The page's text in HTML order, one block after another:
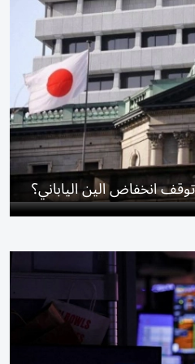
انخفاض الين الياباني؟